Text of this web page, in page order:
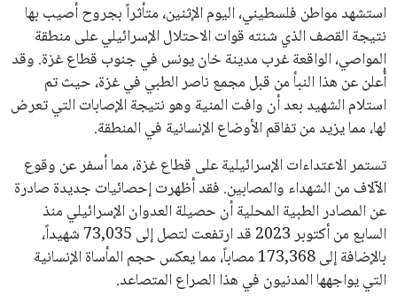
محافظات
استشهد مواطن فلسطيني، اليوم الإثنين، متأثراً بجروح أصيب بها
نتيجة القصف الذي شنته قوات الاحتلال الإسرائيلي على منطقة
المواصي، الواقعة غرب مدينة خان يونس في جنوب قطاع غزة. وقد
أُعلن عن هذا النبأ من قبل مجمع ناصر الطبي في غزة، حيث تم
استلام الشهيد بعد أن وافت المنية وهو نتيجة الإصابات التي تعرض
لها، مما يزيد من تفاقم الأوضاع الإنسانية في المنطقة.
تستمر الاعتداءات الإسرائيلية على قطاع غزة، مما أسفر عن وقوع
الآلاف من الشهداء والمصابين. فقد أظهرت إحصائيات جديدة صادرة
عن المصادر الطبية المحلية أن حصيلة العدوان الإسرائيلي منذ
السابع من أكتوبر 2023 قد ارتفعت لتصل إلى 73,035 شهيداً،
بالإضافة إلى 173,368 مصاباً، مما يعكس حجم المأساة الإنسانية
التي يواجهها المدنيون في هذا الصراع المتصاعد.